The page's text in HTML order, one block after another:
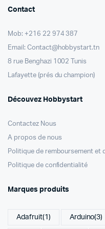
Contact
Mob: +216 22 974 387
Email: Contact@hobbystart.tn
8 rue Benghazi 1002 Tunis
Lafayette (prés du champion)
Découvez Hobbystart
Contactez Nous
A propos de nous
Politique de remboursement et
Politique de confidentialité
Marques produits
Adafruit(1) Arduino(3)